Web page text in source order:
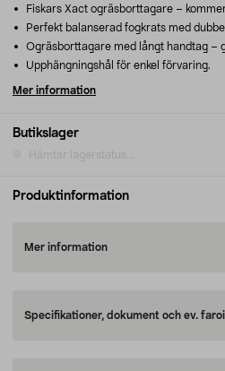
Butikslager
Hämtar lagerstatus...
Fiskars Xact ogräsborttagare –
Perfekt balanserad fogkrats med
Ogräsborttagare med långt handtag –
Upphängningshål för enkel förvaring.
Mer information
Produktinformation
Mer information
Specifikationer, dokument och ev.